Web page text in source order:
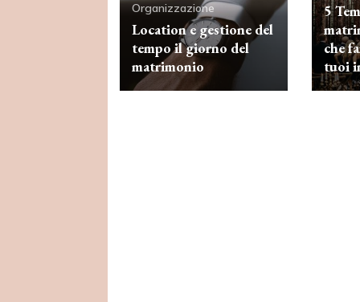
Organizzazione
Location e gestione del
tempo il giorno del
matrimonio
5
che
tuoi